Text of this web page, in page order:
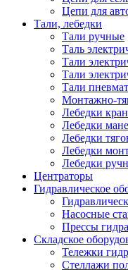
Цепи для
Тали, лебедки
Тали ручные
Таль
Тали
Тали
Тали
Монтажно-
Лебедки
Лебедки
Лебедки
Лебедки
Лебедки
Центраторы
Гидравлическое
Насосные
Прессы
Складское
Тележки
Cтеллажи